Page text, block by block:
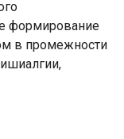
формирование
в промежности